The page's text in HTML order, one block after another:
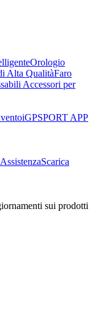
Orologio
Alta QualitàFaro
Accessori per
iGPSPORT APP
Scarica
sui prodotti